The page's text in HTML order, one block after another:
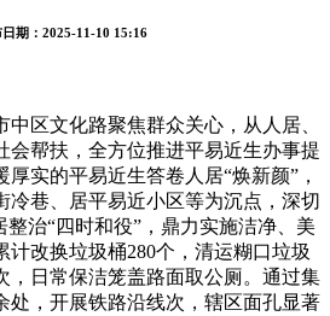
日期：2025-11-10 15:16
区文化路聚焦群众关心，从人居、
会帮扶，全方位推进平易近生办事提
实的平易近生答卷人居“焕新颜”，
冷巷、居平易近小区等为沉点，深切
整治“四时和役”，鼎力实施洁净、美
计改换垃圾桶280个，清运糊口垃圾
，日常保洁笼盖路面取公厕。通过集
处，开展铁路沿线次，辖区面孔显著